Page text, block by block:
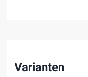
Varianten